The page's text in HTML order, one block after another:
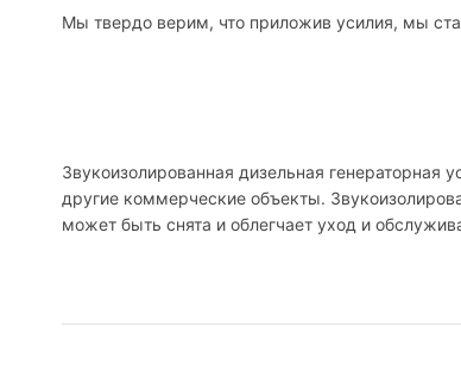
Мы твердо верим, что приложив усилия, мы
Звукоизолированная дизельная
другие коммерческие объекты.
может быть снята и облегчает уход и